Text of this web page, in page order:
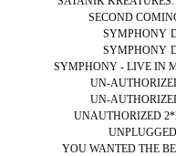
SECOND
SYMPHONY
SYMPHONY
SYMPHONY - LIVE IN
UN-
UN-
UNAUTHORIZED
UNPLUGGED
YOU WANTED THE